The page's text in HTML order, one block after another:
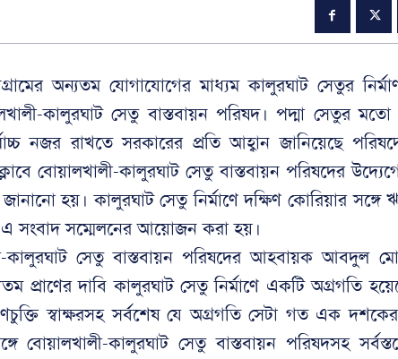
অন্যতম যোগাযোগের মাধ্যম কালুরঘাট সেতুর
কালুরঘাট সেতু বাস্তবায়ন পরিষদ। পদ্মা সেতুর
নজর রাখতে সরকারের প্রতি আহ্বান জানিয়েছে
বোয়ালখালী-কালুরঘাট সেতু বাস্তবায়ন পরিষদের
হয়। কালুরঘাট সেতু নির্মাণে দক্ষিণ কোরিয়ার সঙ্গে
এ সংবাদ সম্মেলনের আয়োজন করা হয়।
কালুরঘাট সেতু বাস্তবায়ন পরিষদের আহবায়ক আবদুল
প্রাণের দাবি কালুরঘাট সেতু নির্মাণে একটি অগ্রগতি
স্বাক্ষরসহ সর্বশেষ যে অগ্রগতি সেটা গত এক দশকের
বোয়ালখালী-কালুরঘাট সেতু বাস্তবায়ন পরিষদসহ